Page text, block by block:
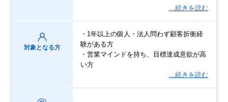
…続きを読む
対象となる方
・1年以上の個人・法人問わず顧客折衝経
験がある方
・営業マインドを持ち、目標達成意欲が高
い方
…続きを読む